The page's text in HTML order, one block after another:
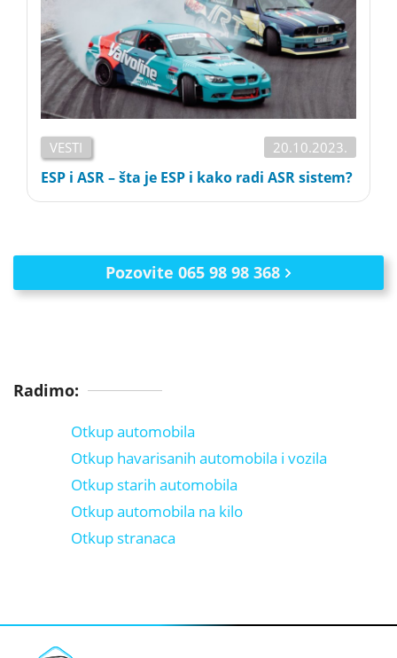
VESTI 20.10.2023.
ESP i ASR – šta je ESP i kako radi ASR sistem?
Pozovite 065 98 98 368
Radimo:
Otkup automobila
Otkup havarisanih automobila i vozila
Otkup starih automobila
Otkup automobila na kilo
Otkup stranaca